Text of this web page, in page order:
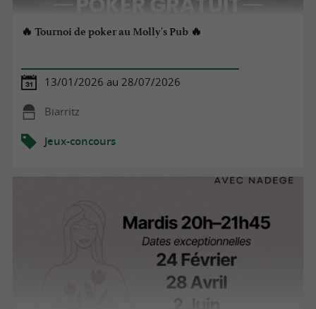
🔥 Tournoi de poker au Molly's Pub 🔥
13/01/2026 au 28/07/2026
Biarritz
Jeux-concours